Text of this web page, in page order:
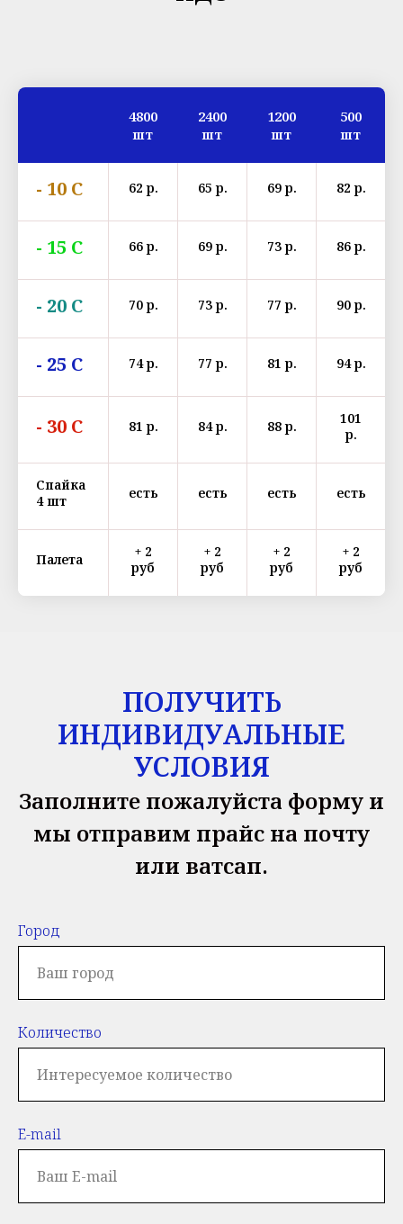
4800
шт
2400
шт
1200
шт
500
шт
- 10 С 62 р. 65 р. 69 р. 82 р.
- 15 С 66 р. 69 р. 73 р. 86 р.
- 20 С 70 р. 73 р. 77 р. 90 р.
- 25 С 74 р. 77 р. 81 р. 94 р.
- 30 С 81 р. 84 р. 88 р.
101
р.
Спайка
4 шт
есть есть есть есть
Палета
+ 2
руб
+ 2
руб
+ 2
руб
+ 2
руб
ПОЛУЧИТЬ
ИНДИВИДУАЛЬНЫЕ
УСЛОВИЯ
Заполните пожалуйста форму и
мы отправим прайс на почту
или ватсап.
Город
Количество
E-mail